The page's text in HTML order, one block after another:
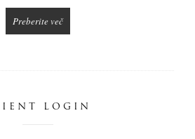
Preberite več
LOGIN